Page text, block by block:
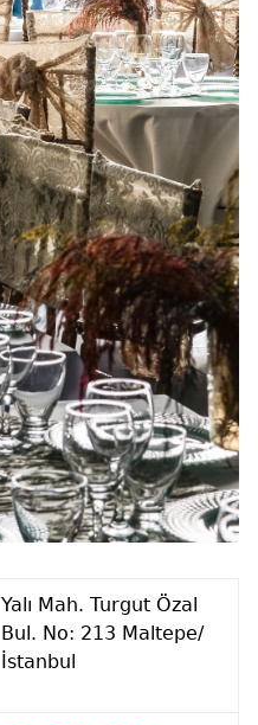
Yalı Mah. Turgut Özal
Bul. No: 213 Maltepe/
İstanbul